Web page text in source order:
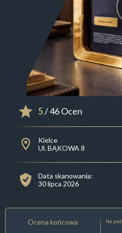
5/ 46 Ocen
Kielce
Ul. BĄKOWA 8
Data skanowania:
30 lipca 2026
Ocena końcowa Na